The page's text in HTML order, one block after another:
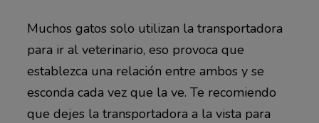
Muchos gatos solo utilizan la transportadora
para ir al veterinario, eso provoca que
establezca una relación entre ambos y se
esconda cada vez que la ve. Te recomiendo
que dejes la transportadora a la vista para